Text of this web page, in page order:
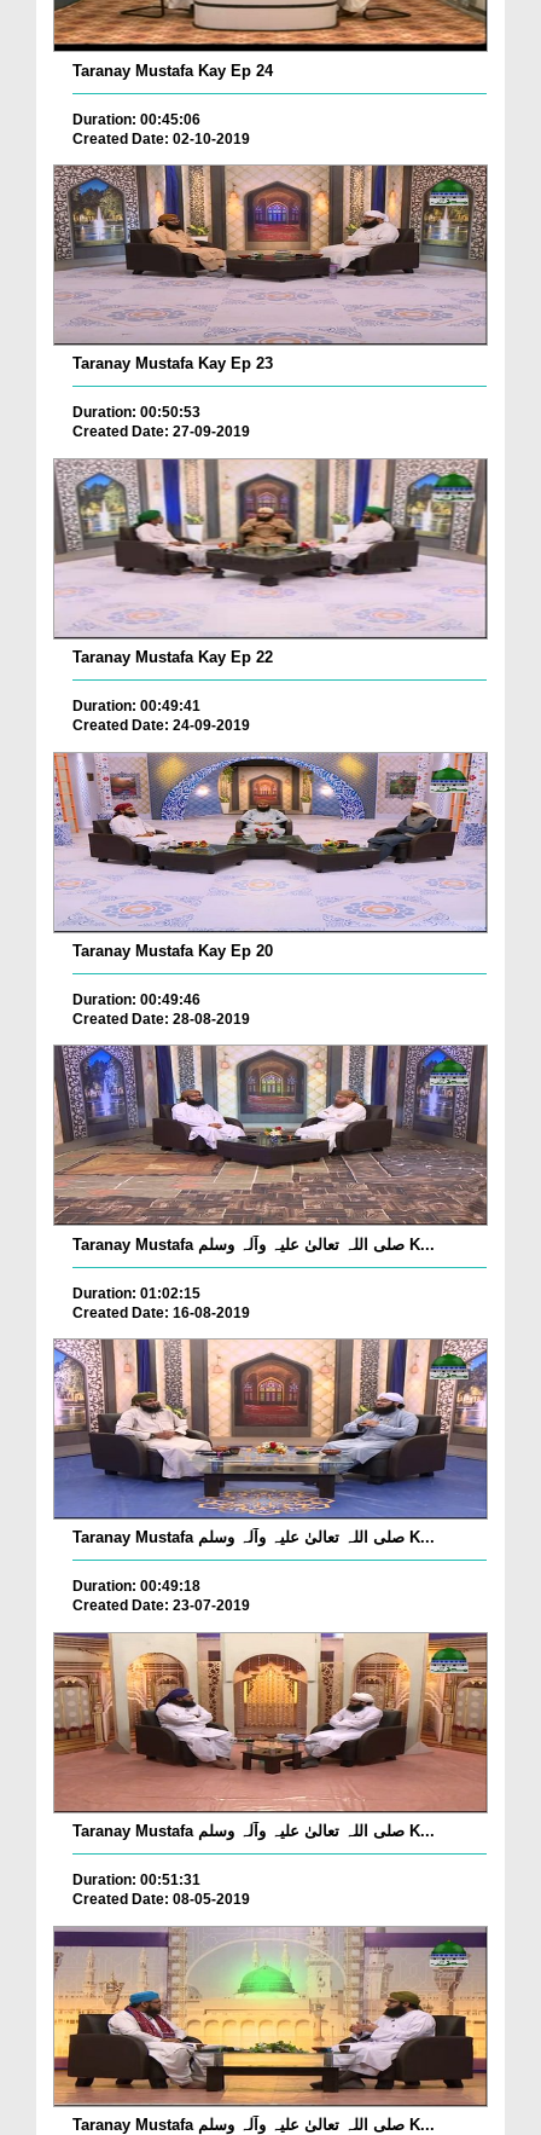
Taranay Mustafa Kay Ep 24
Duration: 00:45:06
Created Date: 02-10-2019
Taranay Mustafa Kay Ep 23
Duration: 00:50:53
Created Date: 27-09-2019
Taranay Mustafa Kay Ep 22
Duration: 00:49:41
Created Date: 24-09-2019
Taranay Mustafa Kay Ep 20
Duration: 00:49:46
Created Date: 28-08-2019
Taranay Mustafa صلی اللہ تعالیٰ علیہ وآلہ وسلم K...
Duration: 01:02:15
Created Date: 16-08-2019
Taranay Mustafa صلی اللہ تعالیٰ علیہ وآلہ وسلم K...
Duration: 00:49:18
Created Date: 23-07-2019
Taranay Mustafa صلی اللہ تعالیٰ علیہ وآلہ وسلم K...
Duration: 00:51:31
Created Date: 08-05-2019
Taranay Mustafa صلی اللہ تعالیٰ علیہ وآلہ وسلم K...